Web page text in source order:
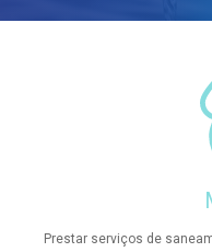
Prestar serviços de